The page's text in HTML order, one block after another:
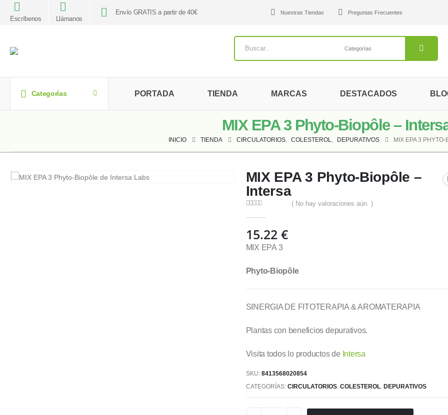
Escríbenos Llámanos
Envío GRATIS a partir de 40€ Nuestras Tiendas Preguntas Frecuentes
Categorías PORTADA TIENDA MARCAS DESTACADOS
MIX EPA 3 Phyto-Biopôle –
INICIO TIENDA CIRCULATORIOS, COLESTEROL, DEPURATIVOS MIX EPA 3
MIX EPA 3 Phyto-Biopôle –
Intersa
( No hay valoraciones aún. )
15.22 €
MIX EPA 3
Phyto-Biopôle
SINERGIA DE FITOTERAPIA & AROMATERAPIA
Plantas con beneficios depurativos.
Visita todos lo productos de Intersa
SKU: 8413568020854
CATEGORÍAS: CIRCULATORIOS, COLESTEROL, DEPURATIVOS